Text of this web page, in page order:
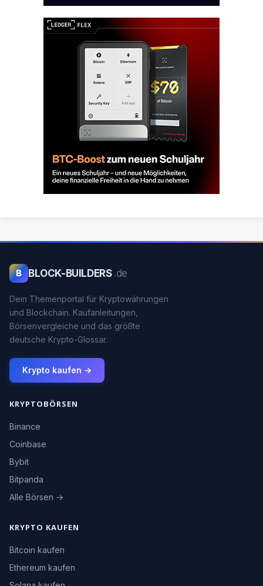
B BLOCK-BUILDERS .de
Dein Themenportal für Kryptowährungen
und Blockchain. Kaufanleitungen,
Börsenvergleiche und das größte
deutsche Krypto-Glossar.
Krypto kaufen →
KRYPTOBÖRSEN
Binance
Coinbase
Bybit
Bitpanda
Alle Börsen →
KRYPTO KAUFEN
Bitcoin kaufen
Ethereum kaufen